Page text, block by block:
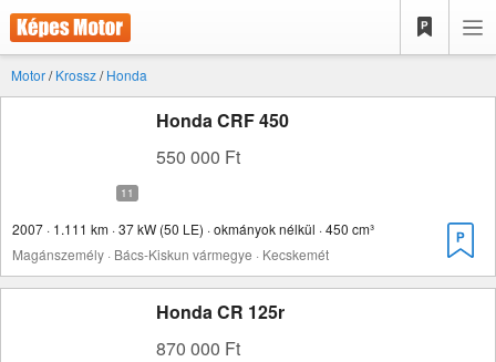
Motor/Krossz/Honda
Honda CRF 450
550 000 Ft
2007 · 1.111 km · 37 kW (50 LE) · okmányok nélkül · 450 cm³
Magánszemély · Bács-Kiskun vármegye · Kecskemét
Honda CR 125r
870 000 Ft